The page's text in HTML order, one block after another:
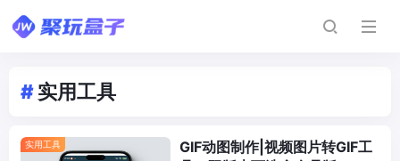
#实用工具
实用工具
GIF动图制作|视频图片转GIF工